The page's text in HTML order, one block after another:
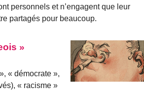
personnels et n’engagent que leur
partagés pour beaucoup.
»
« démocrate »,
« racisme »